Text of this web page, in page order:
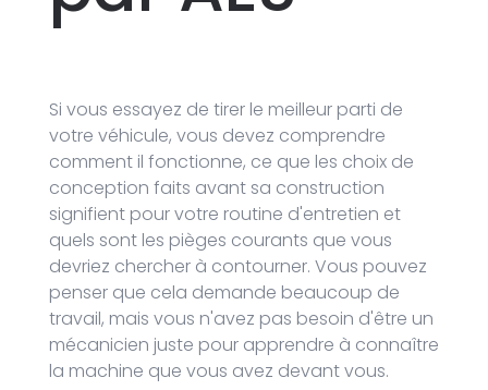
Si vous essayez de tirer le meilleur parti de
votre véhicule, vous devez comprendre
comment il fonctionne, ce que les choix de
conception faits avant sa construction
signifient pour votre routine d'entretien et
quels sont les pièges courants que vous
devriez chercher à contourner. Vous pouvez
penser que cela demande beaucoup de
travail, mais vous n'avez pas besoin d'être un
mécanicien juste pour apprendre à connaître
la machine que vous avez devant vous.